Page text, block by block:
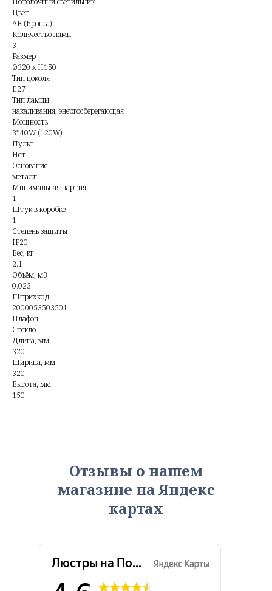
Цвет
AB (Бронза)
Количество ламп
3
Размер
Ø320 x H150
Тип цоколя
E27
Тип лампы
накаливания, энергосберегающая
Мощность
3*40W (120W)
Пульт
Нет
Основание
металл
Минимальная партия
1
Штук в коробке
1
Степень защиты
IP20
Вес, кг
2.1
Объём, м3
0.023
Штрихкод
2000053503501
Плафон
Стекло
Длина, мм
320
Ширина, мм
320
Высота, мм
150
Отзывы о нашем
магазине на Яндекс
картах